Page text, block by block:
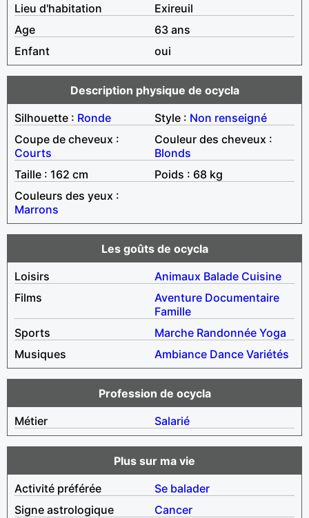
Lieu d'habitation
Exireuil
Age
63 ans
Enfant
oui
Description physique de ocycla
Silhouette : Ronde Style : Non renseigné
Coupe de cheveux :
Courts
Couleur des cheveux :
Blonds
Taille : 162 cm
Poids : 68 kg
Couleurs des yeux :
Marrons
Les goûts de ocycla
Loisirs
Animaux Balade Cuisine
Films
Aventure Documentaire
Famille
Sports
Marche Randonnée Yoga
Musiques
Ambiance Dance Variétés
Profession de ocycla
Métier
Salarié
Plus sur ma vie
Activité préférée
Se balader
Signe astrologique
Cancer